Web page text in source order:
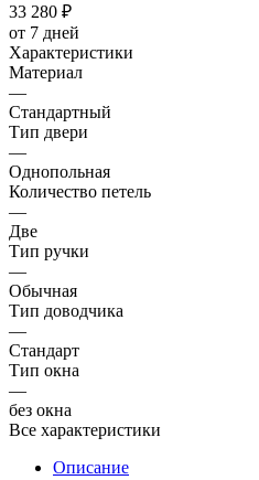
33 280 ₽
от 7 дней
Характеристики
Материал
—
Стандартный
Тип двери
—
Однопольная
Количество петель
—
Две
Тип ручки
—
Обычная
Тип доводчика
—
Стандарт
Тип окна
—
без окна
Все характеристики
Описание